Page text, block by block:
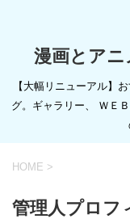
漫画とア
【大幅リニューアル】
グ。ギャラリー、 ＷＥ
HOME >
管理人プロフ